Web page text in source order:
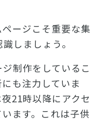
ージこそ重要な集
しましょう。
制作をしているこ
も注力していま
21時以降にアクセ
ます。これは子供